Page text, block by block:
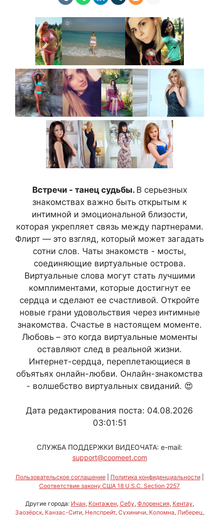
Встречи - танец судьбы. В серьезных
знакомствах важно быть открытым к
интимной и эмоциональной близости,
которая укрепляет связь между партнерами.
Флирт — это взгляд, который может загадать
сотни слов. Чаты знакомств - мосты,
соединяющие виртуальные острова.
Виртуальные слова могут стать лучшими
комплиментами, которые достигнут ее
сердца и сделают ее счастливой. Откройте
новые грани удовольствия через интимные
знакомства. Счастье в настоящем моменте.
Любовь – это когда виртуальные моменты
оставляют след в реальной жизни.
Интернет-сердца, переплетающиеся в
объятьях онлайн-любви. Онлайн-знакомства
- волшебство виртуальных свиданий. 😍
Дата редактирования поста: 04.08.2026
03:01:51
СЛУЖБА ПОДДЕРЖКИ ВИДЕОЧАТА: e-mail:
support@coomeet.com
Пользовательское соглашение| Политика конфиденциальности|
Соответствие закону США 18 U.S.C. Section 2257
Другие города: Ичан, Контажен, Себу, Флоренсия, Кентау,
Заозёрск, Канзас-Сити, Нелспрейт, Сухиничи, Коломна, Либерец ,